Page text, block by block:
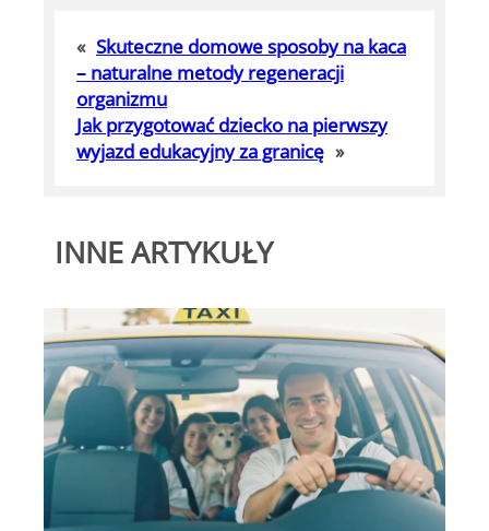
« Skuteczne domowe sposoby na kaca
– naturalne metody regeneracji
organizmu
Jak przygotować dziecko na pierwszy
wyjazd edukacyjny za granicę »
INNE ARTYKUŁY